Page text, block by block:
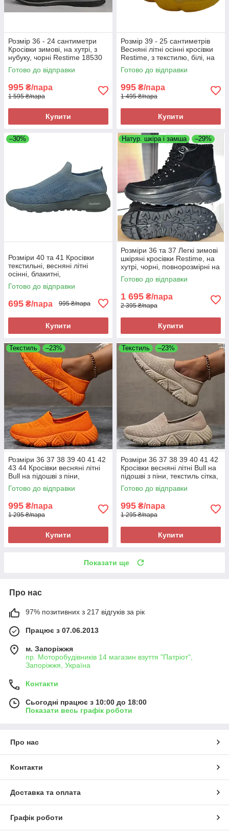
Розмір 36 - 24 сантиметри
Кросівки зимові, на хутрі, з
нубуку, чорні Restime 18530
Готово до відправки
995 ₴/пара
1 595 ₴/пара
Купити
Розмір 39 - 25 сантиметрів
Весняні літні осінні кросівки
Restime, з текстилю, білі, на
підошві з піни, легкі та зручні
Готово до відправки
995 ₴/пара
1 495 ₴/пара
Купити
–30%
Розміри 40 та 41 Кросівки
текстильні, весняні літні
осінні, блакитні,
повнорозмірні, на підошві з
піни
Готово до відправки
695 ₴/пара 995 ₴/пара
Купити
Натур. шкіра і замша –29%
Розміри 36 та 37 Легкі зимові
шкіряні кросівки Restime, на
хутрі, чорні, повнорозмірні на
підошві з піни
Готово до відправки
1 695 ₴/пара
2 395 ₴/пара
Купити
Текстиль –23%
Розміри 36 37 38 39 40 41 42
43 44 Кросівки весняні літні
Bull на підошві з піни,
текстиль сітка, помаранчеві,
легкі та зручні
Готово до відправки
995 ₴/пара
1 295 ₴/пара
Купити
Текстиль –23%
Розміри 36 37 38 39 40 41 42
Кросівки весняні літні Bull на
підошві з піни, текстиль сітка,
хакі бежеві, легкі та зручні
Готово до відправки
995 ₴/пара
1 295 ₴/пара
Купити
Показати ще
Про нас
97% позитивних з 217 відгуків за рік
Працює з 07.06.2013
м. Запоріжжя
пр. Моторобудівників 14 магазин взуття "Патріот",
Запоріжжя, Україна
Контакти
Сьогодні працює з 10:00 до 18:00
Показати весь графік роботи
Про нас
Контакти
Доставка та оплата
Графік роботи